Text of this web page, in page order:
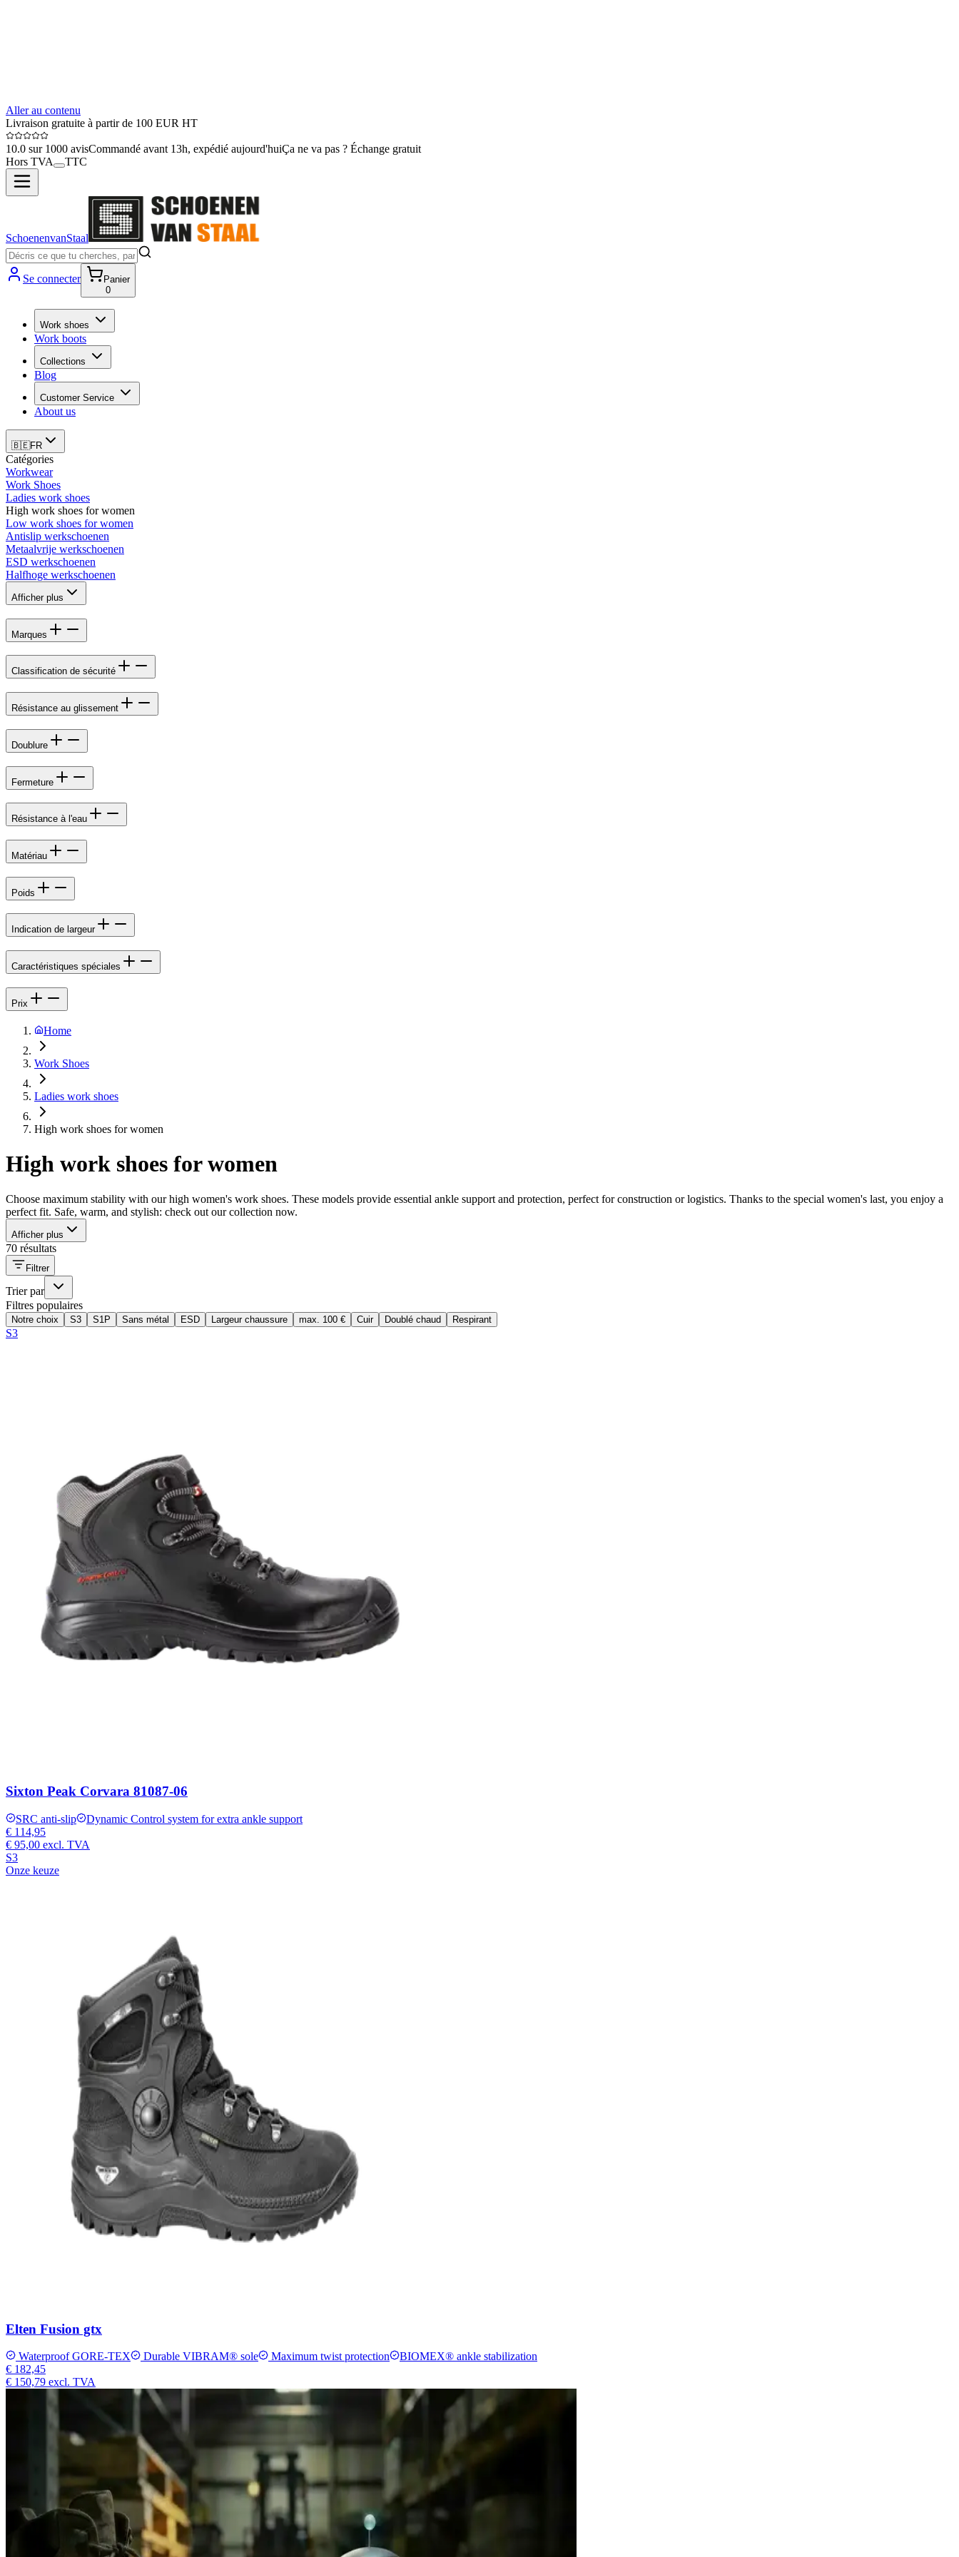
Aller au contenu
Livraison gratuite à partir de 100 EUR HT
10.0 sur 1000 avisCommandé avant 13h, expédié aujourd'huiÇa ne va pas ? Échange gratuit
Hors TVA
TTC
SchoenenvanStaal
Se connecter
Panier
0
Work shoes
Work boots
Collections
Blog
Customer Service
About us
🇧🇪FR
Catégories
Workwear
Work Shoes
Ladies work shoes
High work shoes for women
Low work shoes for women
Antislip werkschoenen
Metaalvrije werkschoenen
ESD werkschoenen
Halfhoge werkschoenen
Afficher plus
Marques
Classification de sécurité
Résistance au glissement
Doublure
Fermeture
Résistance à l'eau
Matériau
Poids
Indication de largeur
Caractéristiques spéciales
Prix
Home
Work Shoes
Ladies work shoes
High work shoes for women
High work shoes for women
Choose maximum stability with our high women's work shoes. These models provide essential ankle support and protection, perfect for construction or logistics. Thanks to the special women's last, you enjoy a
perfect fit. Safe, warm, and stylish: check out our collection now.
Afficher plus
70 résultats
Filtrer
Trier par
Filtres populaires
Notre choix S3 S1P Sans métal ESD Largeur chaussure max. 100 € Cuir Doublé chaud Respirant
S3
Sixton Peak Corvara 81087-06
SRC anti-slip
Dynamic Control system for extra ankle support
€ 114,95
€ 95,00 excl. TVA
S3
Onze keuze
Elten Fusion gtx
Waterproof GORE-TEX Durable VIBRAM® sole Maximum twist protection
BIOMEX® ankle stabilization
€ 182,45
€ 150,79 excl. TVA